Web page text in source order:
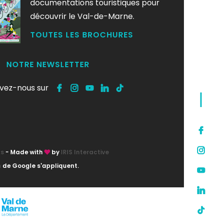
documentations touristiques pour
découvrir le Val-de-Marne.
TOUTES LES BROCHURES
NOTRE NEWSLETTER
nous sur
- Made with by IRIS Interactive
de Google s'appliquent.